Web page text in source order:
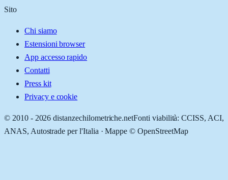
Sito
Chi siamo
Estensioni browser
App accesso rapido
Contatti
Press kit
Privacy e cookie
© 2010 - 2026 distanzechilometriche.netFonti viabilità: CCISS, ACI,
ANAS, Autostrade per l'Italia · Mappe © OpenStreetMap